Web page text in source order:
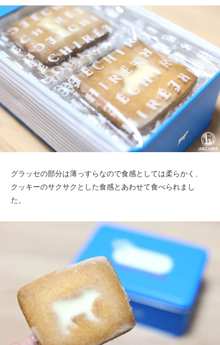
グラッセの部分は薄っすらなので食感としては柔らかく、
クッキーのサクサクとした食感とあわせて食べられまし
た。